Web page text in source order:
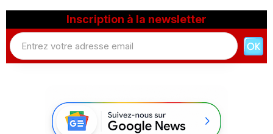
Inscription à la newsletter